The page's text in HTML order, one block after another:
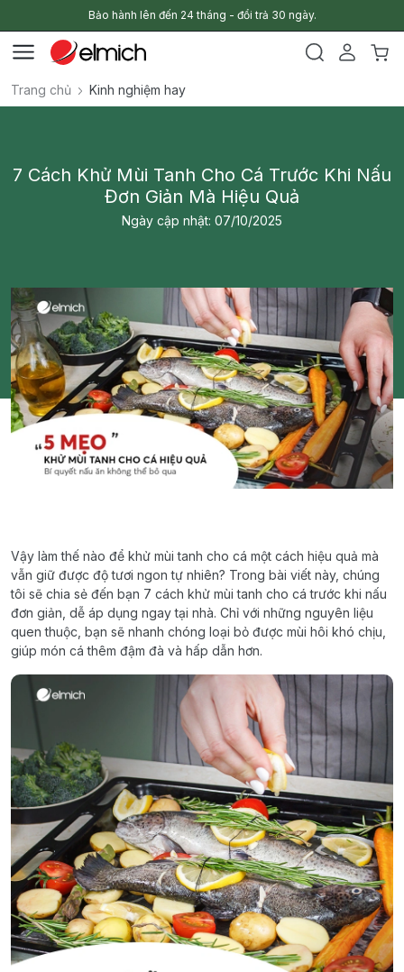
Bảo hành lên đến 24 tháng - đổi trả 30 ngày.
Trang chủ Kinh nghiệm hay
7 Cách Khử Mùi Tanh Cho Cá Trước Khi Nấu
Đơn Giản Mà Hiệu Quả
Ngày cập nhật: 07/10/2025
Vậy làm thế nào để khử mùi tanh cho cá một cách hiệu quả mà
vẫn giữ được độ tươi ngon tự nhiên? Trong bài viết này, chúng
tôi sẽ chia sẻ đến bạn 7 cách khử mùi tanh cho cá trước khi nấu
đơn giản, dễ áp dụng ngay tại nhà. Chỉ với những nguyên liệu
quen thuộc, bạn sẽ nhanh chóng loại bỏ được mùi hôi khó chịu,
giúp món cá thêm đậm đà và hấp dẫn hơn.